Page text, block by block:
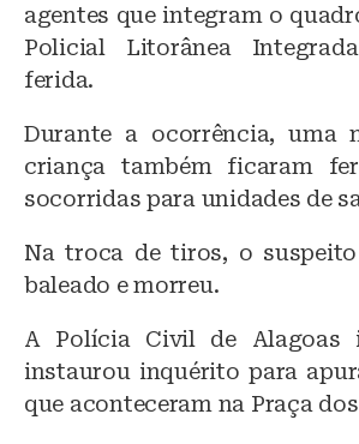
agentes que integram o
Policial Litorânea
ferida.
Durante a ocorrência, uma
criança também ficaram
socorridas para unidades de
Na troca de tiros, o
baleado e morreu.
A Polícia Civil de Alagoas
instaurou inquérito para
que aconteceram na Praça